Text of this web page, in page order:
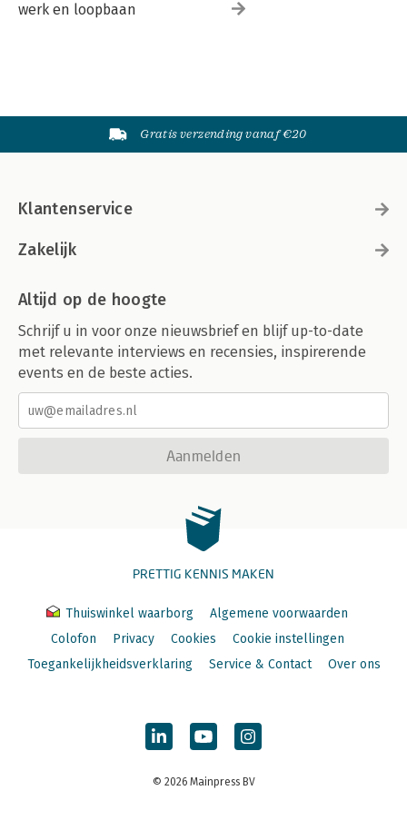
werk en loopbaan
Gratis verzending vanaf €20
Klantenservice
Zakelijk
Altijd op de hoogte
Schrijf u in voor onze nieuwsbrief en blijf up-to-date
met relevante interviews en recensies, inspirerende
events en de beste acties.
Aanmelden
PRETTIG KENNIS MAKEN
Thuiswinkel waarborg
Algemene voorwaarden
Colofon
Privacy Cookies
Cookie instellingen
Toegankelijkheidsverklaring
Service & Contact Over ons
© 2026 Mainpress BV